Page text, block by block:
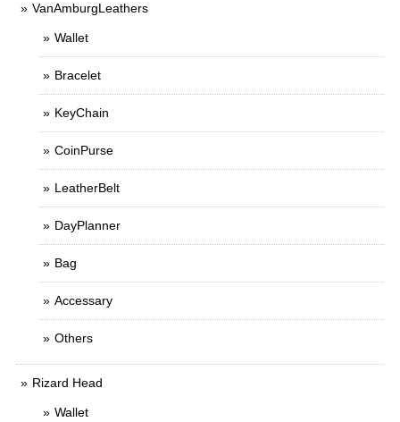
VanAmburgLeathers
Wallet
Bracelet
KeyChain
CoinPurse
LeatherBelt
DayPlanner
Bag
Accessary
Others
Rizard Head
Wallet